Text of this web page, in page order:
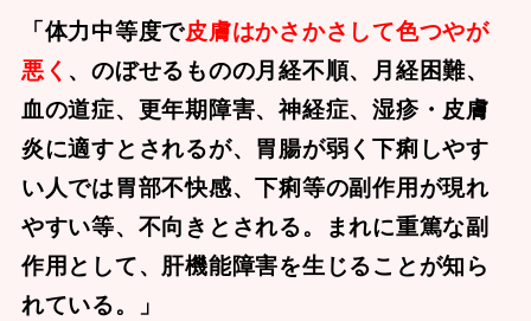
「体力中等度で皮膚はかさかさして色つやが
悪く 、のぼせるものの月経不順、月経困難、
血の道症、更年期障害、神経症、湿疹・皮膚
炎に適すとされるが、胃腸が弱く下痢しやす
い人では胃部不快感、下痢等の副作用が現れ
やすい等、不向きとされる。まれに重篤な副
作用として、肝機能障害を生じることが知ら
れている。」